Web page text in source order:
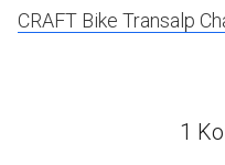
CRAFT Bike Transalp
1